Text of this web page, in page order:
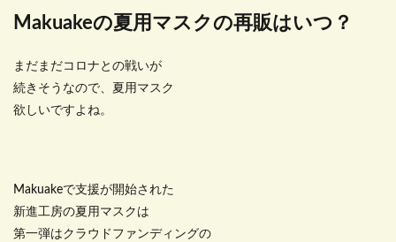
Makuakeの夏用マスクの再販はいつ？
まだまだコロナとの戦いが
続きそうなので、夏用マスク
欲しいですよね。
Makuakeで支援が開始された
新進工房の夏用マスクは
第一弾はクラウドファンディングの